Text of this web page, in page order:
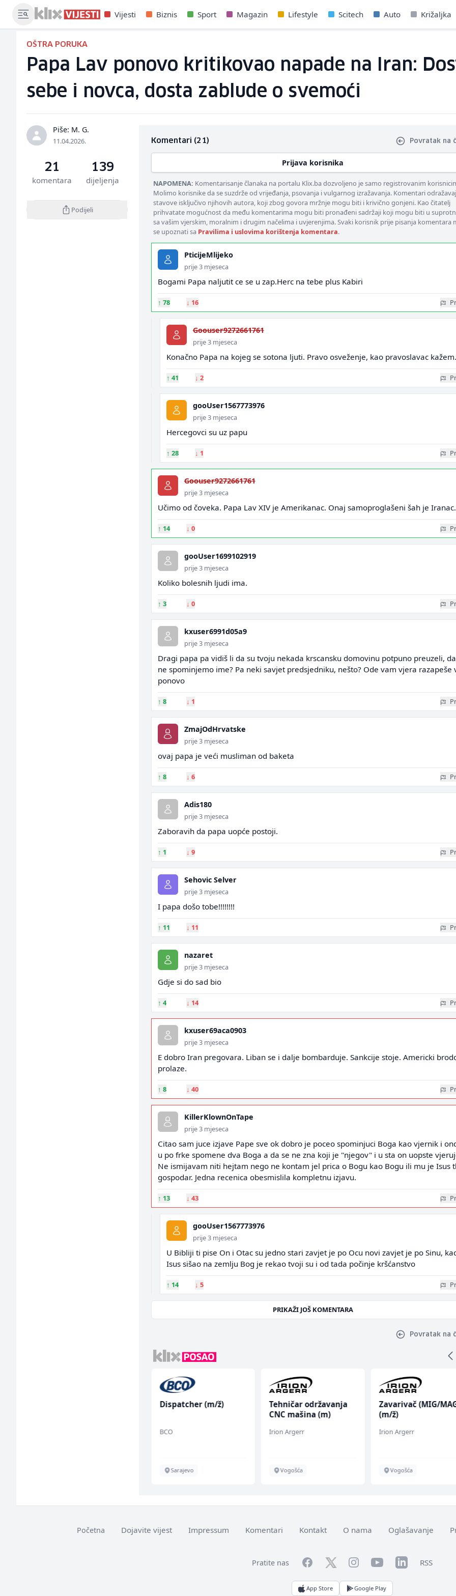
Vijesti Biznis Sport Magazin Lifestyle Scitech Auto Križaljka
OŠTRA PORUKA
Papa Lav ponovo kritikovao napade na Iran:
sebe i novca, dosta zablude o svemoći
Piše: M. G.
11.04.2026.
21
komentara
139
dijeljenja
Podijeli
Komentari (21) Povratak na
Prijava korisnika
NAPOMENA: Komentarisanje članaka na portalu Klix.ba dozvoljeno je samo registrovanim
Molimo korisnike da se suzdrže od vrijeđanja, psovanja i vulgarnog izražavanja. Komentari
stavove isključivo njihovih autora, koji zbog govora mržnje mogu biti i krivično gonjeni. Kao čitatelj
prihvatate mogućnost da među komentarima mogu biti pronađeni sadržaji koji mogu biti u
sa vašim vjerskim, moralnim i drugim načelima i uvjerenjima. Svaki korisnik prije pisanja komentara
se upoznati sa Pravilima i uslovima korištenja komentara.
PticijeMlijeko
prije 3 mjeseca
Bogami Papa naljutit ce se u zap.Herc na tebe plus Kabiri
↑ 78 ↓ 16
Goouser9272661761
prije 3 mjeseca
Konačno Papa na kojeg se sotona ljuti. Pravo osveženje, kao pravoslavac kažem.
↑ 41 ↓ 2
gooUser1567773976
prije 3 mjeseca
Hercegovci su uz papu
↑ 28 ↓ 1
Goouser9272661761
prije 3 mjeseca
Učimo od čoveka. Papa Lav XIV je Amerikanac. Onaj samoproglašeni šah je Iranac.
↑ 14 ↓ 0
gooUser1699102919
prije 3 mjeseca
Koliko bolesnih ljudi ima.
↑ 3 ↓ 0
kxuser6991d05a9
prije 3 mjeseca
Dragi papa pa vidiš li da su tvoju nekada krscansku domovinu potpuno preuzeli,
ne spominjemo ime? Pa neki savjet predsjedniku, nešto? Ode vam vjera razapeše
ponovo
↑ 8 ↓ 1
ZmajOdHrvatske
prije 3 mjeseca
ovaj papa je veći musliman od baketa
↑ 8 ↓ 6
Adis180
prije 3 mjeseca
Zaboravih da papa uopće postoji.
↑ 1 ↓ 9
Sehovic Selver
prije 3 mjeseca
I papa došo tobe!!!!!!!!
↑ 11 ↓ 11
nazaret
prije 3 mjeseca
Gdje si do sad bio
↑ 4 ↓ 14
kxuser69aca0903
prije 3 mjeseca
E dobro Iran pregovara. Liban se i dalje bombarduje. Sankcije stoje. Americki
prolaze.
↑ 8 ↓ 40
KillerKlownOnTape
prije 3 mjeseca
Citao sam juce izjave Pape sve ok dobro je poceo spominjuci Boga kao vjernik i
u po frke spomene dva Boga a da se ne zna koji je "njegov" i u sta on uopste
Ne ismijavam niti hejtam nego ne kontam jel prica o Bogu kao Bogu ili mu je Isus
gospodar. Jedna recenica obesmislila kompletnu izjavu.
↑ 13 ↓ 43
gooUser1567773976
prije 3 mjeseca
U Bibliji ti pise On i Otac su jedno stari zavjet je po Ocu novi zavjet je po Sinu,
Isus sišao na zemlju Bog je rekao tvoji su i od tada počinje kršćanstvo
↑ 14 ↓ 5
PRIKAŽI JOŠ KOMENTARA
Povratak na
Dispatcher (m/ž)
BCO
Sarajevo
Tehničar održavanja
CNC mašina (m)
Irion Argerr
Vogošća
Zavarivač (MIG/
(m/ž)
Irion Argerr
Vogošća
Početna Dojavite vijest Impressum Komentari Kontakt O nama Oglašavanje
Pratite nas FacebookTwitterInstagramYouTubeLinkedInRSS
App Store Google Play